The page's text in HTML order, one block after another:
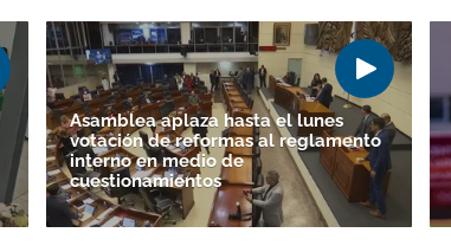
Asamblea aplaza hasta el lunes
votación de reformas al reglamento
interno en medio de
cuestionamientos